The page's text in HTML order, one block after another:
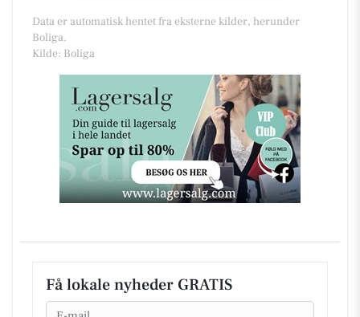
Data er automatisk hentet fra eksterne kilder, herunder
Boliga.
Kilde: Boliga
Få lokale nyheder GRATIS
Email